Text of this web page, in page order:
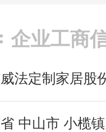
企业工商
法定制家居股
中山市 小榄